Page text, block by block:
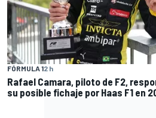
FÓRMULA 12 h
Rafael Camara, piloto de F2,
su posible fichaje por Haas F1 en